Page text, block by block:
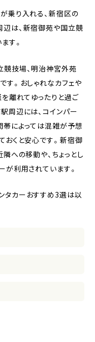
乗り入れる、新宿区の
は、新宿御苑や国立競
す。
技場、明治神宮外苑
す。おしゃれなカフェや
離れてゆったりと過ご
周辺には、コインパー
帯によっては混雑が予想
おくと安心です。新宿御
への移動や、ちょっとし
が利用されています。
カーおすすめ3選は以